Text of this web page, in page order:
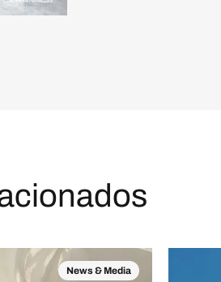
News & Media